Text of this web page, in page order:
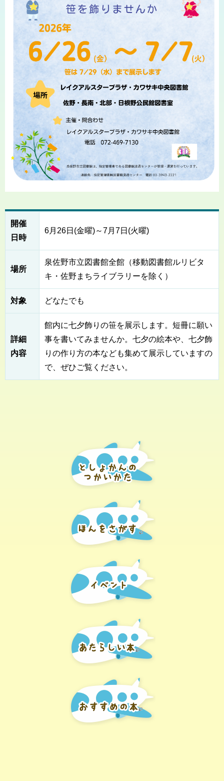
開催
日時
6月26日(金曜)～7月7日(火曜)
場所
泉佐野市立図書館全館（移動図書館ルリビタ
キ・佐野まちライブラリーを除く）
対象 どなたでも
詳細
内容
館内に七夕飾りの笹を展示します。短冊に願い
事を書いてみませんか。七夕の絵本や、七夕飾
りの作り方の本なども集めて展示していますの
で、ぜひご覧ください。